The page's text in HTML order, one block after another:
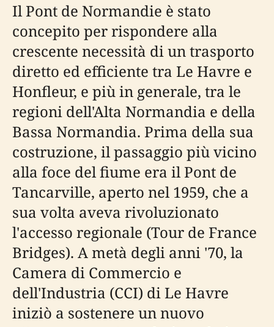
Il Pont de Normandie è stato
concepito per rispondere alla
crescente necessità di un trasporto
diretto ed efficiente tra Le Havre e
Honfleur, e più in generale, tra le
regioni dell'Alta Normandia e della
Bassa Normandia. Prima della sua
costruzione, il passaggio più vicino
alla foce del fiume era il Pont de
Tancarville, aperto nel 1959, che a
sua volta aveva rivoluzionato
l'accesso regionale (Tour de France
Bridges). A metà degli anni '70, la
Camera di Commercio e
dell'Industria (CCI) di Le Havre
iniziò a sostenere un nuovo